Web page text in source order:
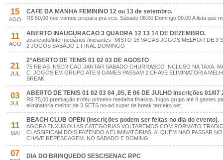
15
AGO
CAFE DA MANHA FEMININO 12 ou 13 de setembro.
R$:50,00 nos vamos prepara pra vcs. Sábado 08:00 Domingo 09:00 A lista que
11
AGO
ABERTO INAUGURACAO 3 QUADRA 12 13 14 DE DEZEMBRO.
avançado/intermediários /iniciantes -MISTO 16 VAGAS JOGOS MELHOR DE 3
2 JOGOS SABADO 1 FINAL DOMINGO
21
JUL
2°ABERTO DE TENIS 01 02 03 DE AGOSTO
75 REIAS INSCRICAO JANTAR SABADO CHURRASCO INCLUSO NA TAXA.
C. JOGOS EM GRUPO ATE 8 GAMES PASSAM 2 CHAVE ELIMINATORIA
BREAK
03
JUL
ABERTO DE TENIS 01 02 03 04 ,05, E 06 DE JULHO Inscrições 01/07
R$:75,00 premiação troféu primeiro medalha finalista Jogos grupo até 8 games
eliminatória melhor de 3 SETS no-ad super tie break terceiro set.
11
MAI
BEACH CLUB OPEN (inscrições podem ser feitas no dia do evento).
AGORA ENXUGOU AS CATEGORIAS VOLTAREMOS COM FORMATO
CLASSIFICAM DOIS FAZENDO A ELIMINATÓRIAS. AI QUEM NAO PASSAR
CHAVE REPESCAGEM. NO SÁBADO E DOMING
07 DIA DO BRINQUEDO SESC/SENAC RPC